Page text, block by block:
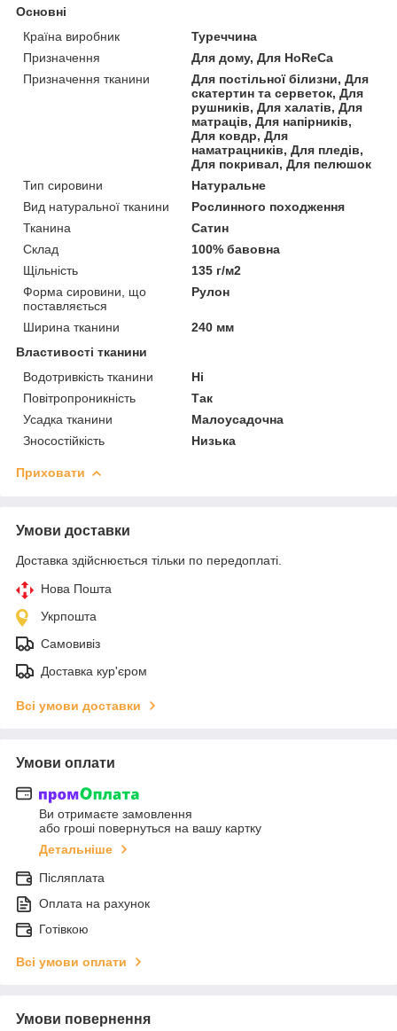
Основні
Країна виробник
Туреччина
Призначення
Для дому, Для HoReCa
Призначення тканини
Для постільної білизни, Для
скатертин та серветок, Для
рушників, Для халатів, Для
матраців, Для напірників,
Для ковдр, Для
наматрацників, Для пледів,
Для покривал, Для пелюшок
Тип сировини
Натуральне
Вид натуральної тканини
Рослинного походження
Тканина
Сатин
Склад
100% бавовна
Щільність
135 г/м2
Форма сировини, що
поставляється
Рулон
Ширина тканини
240 мм
Властивості тканини
Водотривкість тканини
Ні
Повітропроникність
Так
Усадка тканини
Малоусадочна
Зносостійкість
Низька
Приховати
Умови доставки
Доставка здійснюється тільки по передоплаті.
Нова Пошта
Укрпошта
Самовивіз
Доставка кур'єром
Всі умови доставки
Умови оплати
Ви отримаєте замовлення
або гроші повернуться на вашу картку
Детальніше
Післяплата
Оплата на рахунок
Готівкою
Всі умови оплати
Умови повернення